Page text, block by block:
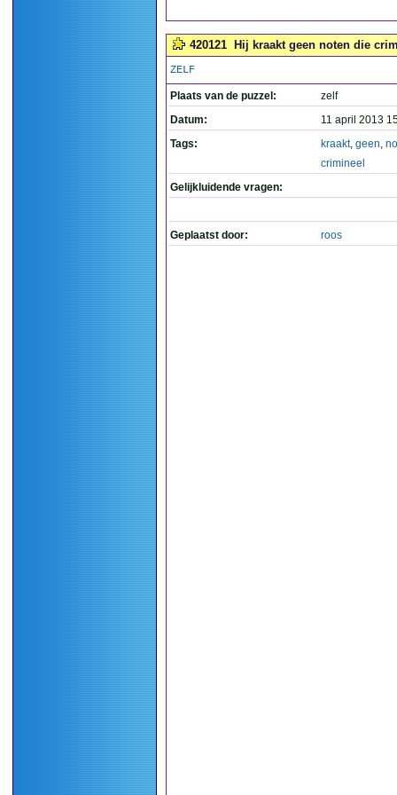
420121 Hij kraakt geen noten die
ZELF
Plaats van de puzzel:
zelf
Datum:
11 april 2013
Tags:
kraakt, geen,
crimineel
Gelijkluidende vragen:
Geplaatst door: roos